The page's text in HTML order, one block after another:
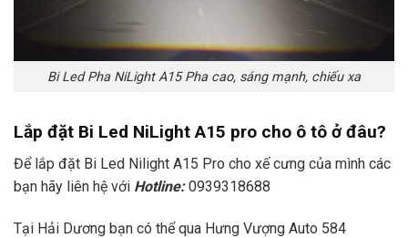
Bi Led Pha NiLight A15 Pha cao, sáng mạnh, chiếu xa
Lắp đặt Bi Led NiLight A15 pro cho ô tô ở đâu?
Để lắp đặt Bi Led Nilight A15 Pro cho xế cưng của mình các
bạn hãy liên hệ với Hotline:0939318688
Tại Hải Dương bạn có thể qua Hưng Vượng Auto 584